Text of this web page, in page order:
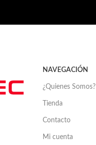
NAVEGACIÓN
¿Quienes Somos?
Tienda
Contacto
Mi cuenta